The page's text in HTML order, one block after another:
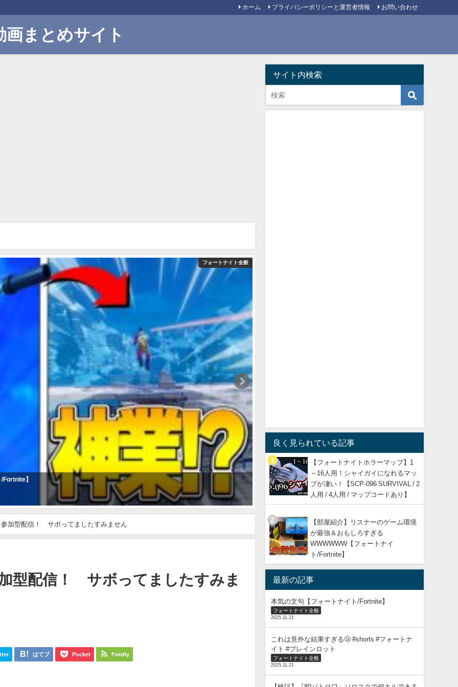
ホーム プライバシーポリシーと運営者情報 お問い合わせ
まとめサイト
フォートナイト全般
Fortnite】 【全機種対応】自分に合った"最強感度"を見つける方法を紹介しま
2023年9月6日
加型配信！ サボってましたすみません
型配信！ サボってましたすみま
はてブ Pocket Feedly
サイト内検索
良く見られている記事
【フォートナイトホラーマップ】1
～16人用！シャイガイになれるマッ
プが凄い！【SCP-096 SURVIVAL / 2
人用 / 4人用 / マップコードあり】
【部屋紹介】リスナーのゲーム環境
が最強＆おもしろすぎる
WWWWWW【フォートナイ
ト/Fortnite】
最新の記事
本気の文句【フォートナイト/Fortnite】
フォートナイト全般
2025.11.21
これは意外な結果すぎる🫢 #shorts #フォートナ
イト #ブレインロット
フォートナイト全般
2025.11.21